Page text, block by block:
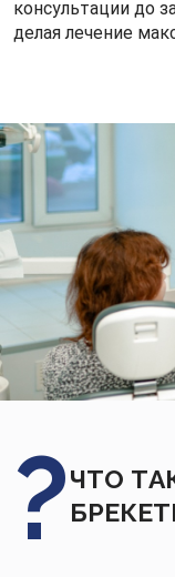
консультации до
делая лечение
ЧТО